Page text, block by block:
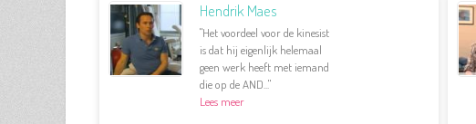
Hendrik Maes
"Het voordeel voor de kinesist
is dat hij eigenlijk helemaal
geen werk heeft met iemand
die op de AND..."
Lees meer